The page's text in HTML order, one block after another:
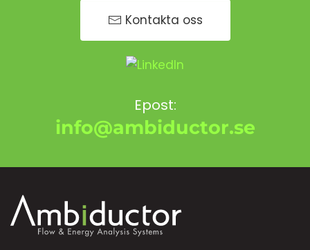
Kontakta oss
Epost:
info@ambiductor.se